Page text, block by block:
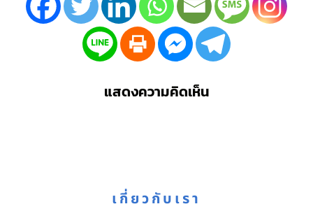
แสดงความคิดเห็น
เกี่ยวกับเรา